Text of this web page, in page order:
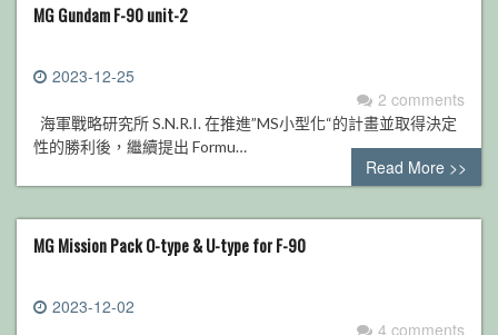
MG Gundam F-90 unit-2
2023-12-25
2 comments
海軍戰略研究所 S.N.R.I. 在推進”MS小型化“的計畫並取得決定
性的勝利後，繼續提出 Formu…
Read More >>
MG Mission Pack O-type & U-type for F-90
2023-12-02
4 comments